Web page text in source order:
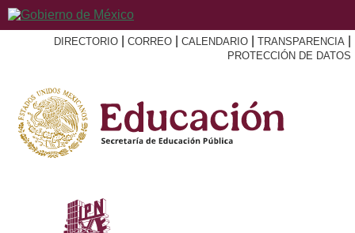
DIRECTORIO CORREO CALENDARIO TRANSPARENCIA
PROTECCIÓN DE DATOS